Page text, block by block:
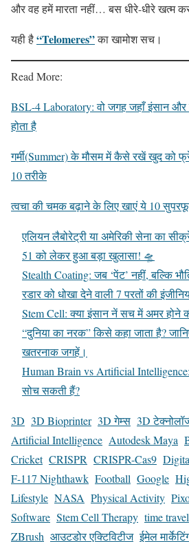
और वह हमें मारता नहीं… बस धीरे-धीरे खत्म
यही है“Telomeres”का खामोश सच।
Read More:
BSL-4 Laboratory: वो जगह जहाँ इंसान
होता है
गर्मी(Summer) के मौसम में कैसे रखें खुद को
10 तरीके
त्वचा की चमक बढ़ाने के लिए खाएं ये 10
एलियन लैबोरेट्री या अमेरिकी सेना का
51 को लेकर हुआ बड़ा खुलासा! 🛸
Stealth Coating: जब ‘पेंट’ नहीं, बल्कि
रडार को धोखा देने वाली 7 परतों की
Stem Cell: क्या इंसान नें सच में अमर होने
“दुनिया का नरक” किसे कहा जाता है?
खतरनाक जगहें।
Human Brain vs Artificial Intelligence:
सोच सकती हैं?
3D 3D Bioprinter 3D गेम्स 3D
Artificial Intelligence Autodesk Maya
Cricket CRISPR CRISPR-Cas9
F-117 Nighthawk Football Google
Lifestyle NASA Physical Activity
Software Stem Cell Therapy time travel
ZBrush आउटडोर एक्टिविटीज ईमेल